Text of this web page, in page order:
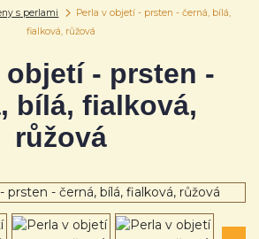
s perlami
Perla v objetí - prsten - černá, bílá,
fialková, růžová
objetí - prsten -
bílá, fialková,
růžová